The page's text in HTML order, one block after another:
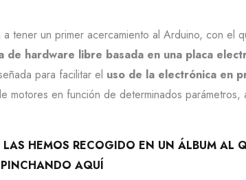
tener un primer acercamiento al Arduino, con el
de hardware libre basada en una placa
para facilitar el uso de la electrónica en
motores en función de determinados parámetros,
HEMOS RECOGIDO EN UN ÁLBUM AL
PINCHANDO AQUÍ